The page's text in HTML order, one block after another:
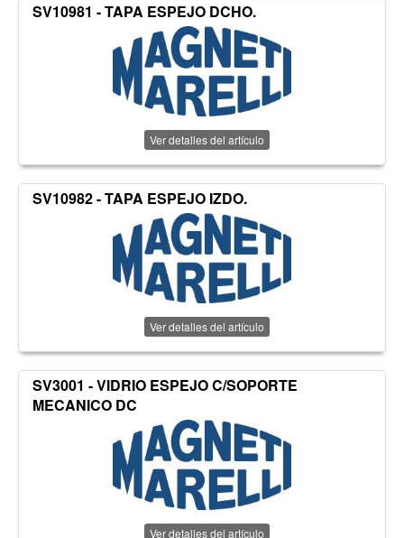
SV10981 - TAPA ESPEJO DCHO.
Ver detalles del artículo
SV10982 - TAPA ESPEJO IZDO.
Ver detalles del artículo
SV3001 - VIDRIO ESPEJO C/SOPORTE
MECANICO DC
Ver detalles del artículo